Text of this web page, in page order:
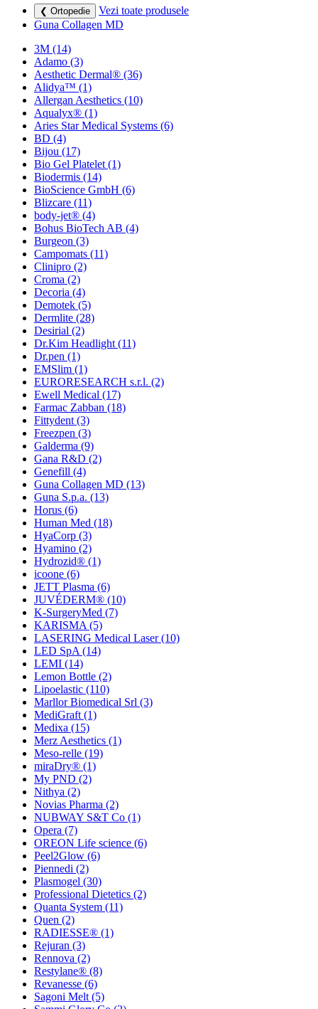
❮ Ortopedie
Vezi toate produsele
Guna Collagen MD
3M (14)
Adamo (3)
Aesthetic Dermal® (36)
Alidya™ (1)
Allergan Aesthetics (10)
Aqualyx® (1)
Aries Star Medical Systems (6)
BD (4)
Bijou (17)
Bio Gel Platelet (1)
Biodermis (14)
BioScience GmbH (6)
Blizcare (11)
body-jet® (4)
Bohus BioTech AB (4)
Burgeon (3)
Campomats (11)
Clinipro (2)
Croma (2)
Decoria (4)
Demotek (5)
Dermlite (28)
Desirial (2)
Dr.Kim Headlight (11)
Dr.pen (1)
EMSlim (1)
EURORESEARCH s.r.l. (2)
Ewell Medical (17)
Farmac Zabban (18)
Fittydent (3)
Freezpen (3)
Galderma (9)
Gana R&D (2)
Genefill (4)
Guna Collagen MD (13)
Guna S.p.a. (13)
Horus (6)
Human Med (18)
HyaCorp (3)
Hyamino (2)
Hydrozid® (1)
icoone (6)
JETT Plasma (6)
JUVÉDERM® (10)
K-SurgeryMed (7)
KARISMA (5)
LASERING Medical Laser(10)
LED SpA (14)
LEMI (14)
Lemon Bottle (2)
Lipoelastic (110)
Marllor Biomedical Srl (3)
MediGraft (1)
Medixa (15)
Merz Aesthetics (1)
Meso-relle (19)
miraDry® (1)
My PND (2)
Nithya (2)
Novias Pharma (2)
NUBWAY S&T Co (1)
Opera (7)
OREON Life science (6)
Peel2Glow (6)
Piennedi (2)
Plasmogel (30)
Professional Dietetics (2)
Quanta System (11)
Quen (2)
RADIESSE® (1)
Rejuran (3)
Rennova (2)
Restylane® (8)
Revanesse (6)
Sagoni Melt (5)